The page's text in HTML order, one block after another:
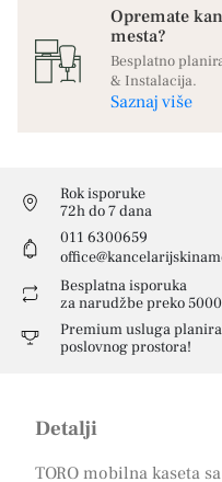
Opremate
mesta?
Besplatno
& Instalacija.
Saznaj više
Rok isporuke
72h do 7 dana
011 6300659
Besplatna isporuka
za narudžbe preko
Premium usluga
poslovnog prostora!
Detalji
TORO mobilna kaseta